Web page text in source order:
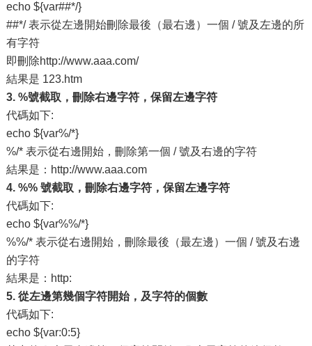
echo ${var##*/}
##*/ 表示從左邊開始刪除最後（最右邊）一個 / 號及左邊的所
有字符
即刪除http://www.aaa.com/
結果是 123.htm
3. %號截取，刪除右邊字符，保留左邊字符
代碼如下:
echo ${var%/*}
%/* 表示從右邊開始，刪除第一個 / 號及右邊的字符
結果是：http://www.aaa.com
4. %% 號截取，刪除右邊字符，保留左邊字符
代碼如下:
echo ${var%%/*}
%%/* 表示從右邊開始，刪除最後（最左邊）一個 / 號及右邊
的字符
結果是：http:
5. 從左邊第幾個字符開始，及字符的個數
代碼如下:
echo ${var:0:5}